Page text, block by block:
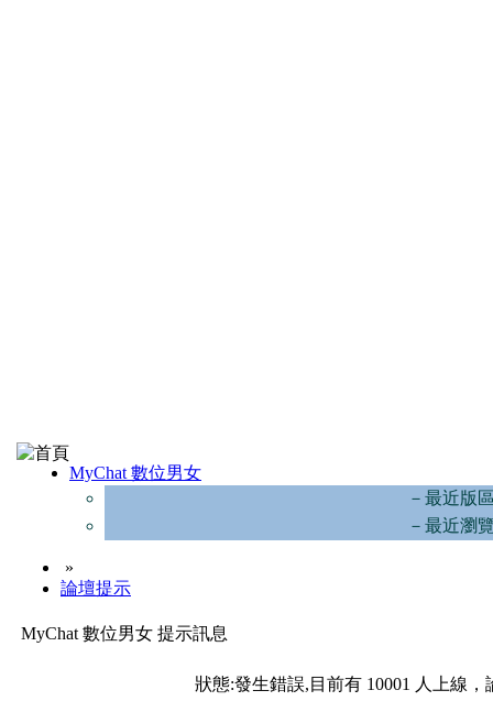
MyChat 數位男女
－最近版
－最近瀏
»
論壇提示
MyChat 數位男女 提示訊息
狀態:發生錯誤,目前有 10001 人上線